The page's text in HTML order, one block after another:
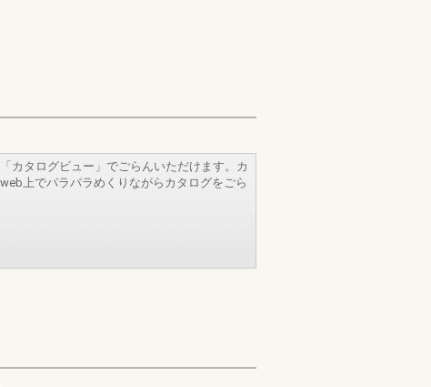
カタログビュー」でごらんいただけます。カ
上でパラパラめくりながらカタログをごら